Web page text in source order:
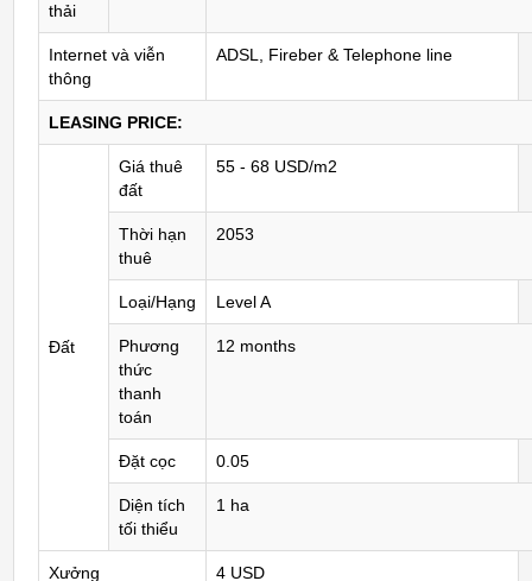
thải
Internet và viễn
thông
ADSL, Fireber & Telephone line
LEASING PRICE:
Đất
Giá thuê
đất
55 - 68 USD/m2
Thời hạn
thuê
2053
Loại/Hạng Level A
Phương
thức
thanh
toán
12 months
Đặt cọc 0.05
Diện tích
tối thiểu
1 ha
Xưởng 4 USD